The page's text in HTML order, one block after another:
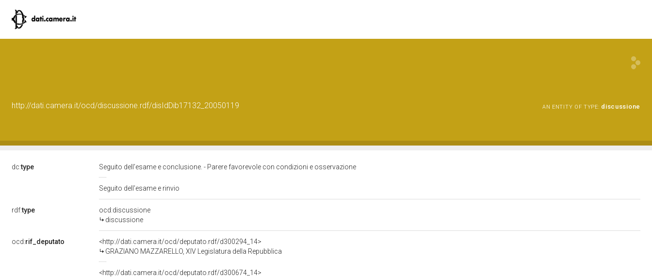
http://dati.camera.it/ocd/discussione.rdf/disIdDib17132_20050119 AN ENTITY OF TYPE: discussione
dc:type Seguito dell'esame e conclusione. - Parere favorevole con condizioni e osservazione
Seguito dell'esame e rinvio
rdf:type
ocd:discussione
discussione
ocd:rif_deputato
<http://dati.camera.it/ocd/deputato.rdf/d300294_14>
GRAZIANO MAZZARELLO, XIV Legislatura della Repubblica
<http://dati.camera.it/ocd/deputato.rdf/d300674_14>